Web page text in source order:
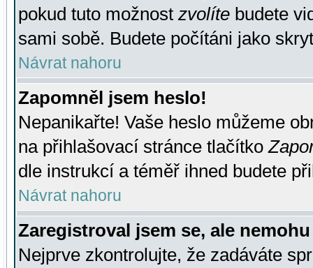
pokud tuto možnost zvolíte budete
sami sobě. Budete počítáni jako
Návrat nahoru
Zapomněl jsem heslo!
Nepanikařte! Vaše heslo můžeme
na přihlašovací stránce tlačítko
dle instrukcí a téměř ihned budete
Návrat nahoru
Zaregistroval jsem se, ale
Nejprve zkontrolujte, že zadáváte